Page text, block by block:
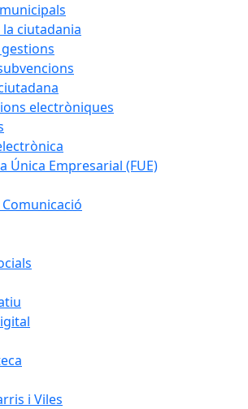
la ciutadania
electròniques
Única Empresarial (FUE)
i Viles